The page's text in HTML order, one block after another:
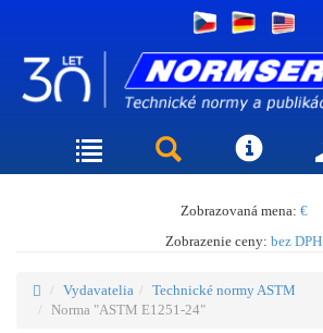
Zobrazovaná mena: €
Zobrazenie ceny: bez DPH
Vydavatelia
Technické normy ASTM
Norma "ASTM E1251-24"